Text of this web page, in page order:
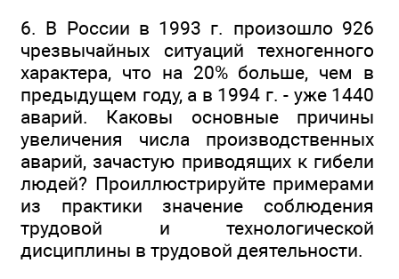
6. В России в 1993 г. произошло 926
чрезвычайных ситуаций техногенного
характера, что на 20% больше, чем в
предыдущем году, а в 1994 г. - уже 1440
аварий. Каковы основные причины
увеличения числа производственных
аварий, зачастую приводящих к гибели
людей? Проиллюстрируйте примерами
из практики значение соблюдения
трудовой и технологической
дисциплины в трудовой деятельности.